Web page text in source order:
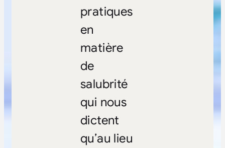
pratiques
en
matière
de
salubrité
qui nous
dictent
qu’au lieu